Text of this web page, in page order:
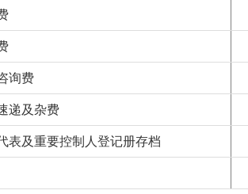
询费
递及杂费
表及重要控制人登记册存档